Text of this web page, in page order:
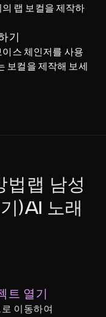
랩 보컬을 제작하
기
스 체인저를 사용
보컬을 제작해 보세
법랩 남성
)AI 노래
트 열기
이동하여